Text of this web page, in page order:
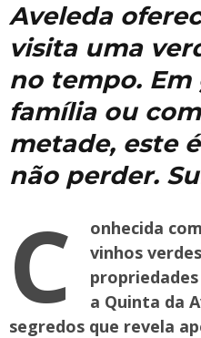
Aveleda
visita uma
no tempo.
família ou
metade, este
não perder.
C
onhecida
vinhos
a Quinta da
segredos que revela